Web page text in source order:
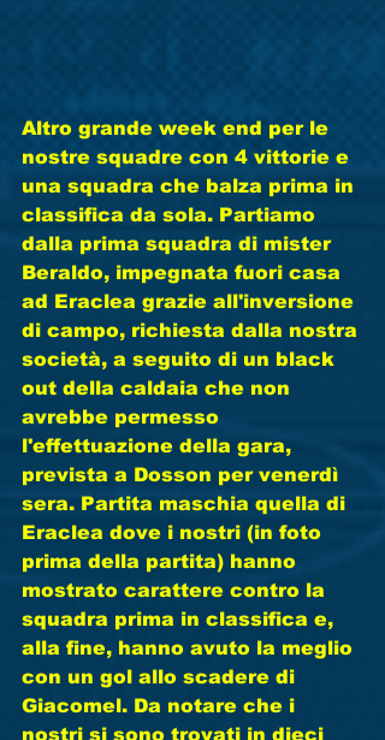
Altro grande week end per le
nostre squadre con 4 vittorie e
una squadra che balza prima in
classifica da sola. Partiamo
dalla prima squadra di mister
Beraldo, impegnata fuori casa
ad Eraclea grazie all'inversione
di campo, richiesta dalla nostra
società, a seguito di un black
out della caldaia che non
avrebbe permesso
l'effettuazione della gara,
prevista a Dosson per venerdì
sera. Partita maschia quella di
Eraclea dove i nostri (in foto
prima della partita) hanno
mostrato carattere contro la
squadra prima in classifica e,
alla fine, hanno avuto la meglio
con un gol allo scadere di
Giacomel. Da notare che i
nostri si sono trovati in dieci